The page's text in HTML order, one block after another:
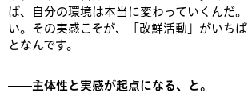
ば、自分の環境は本当に変わっていくんだ
い。その実感こそが、「改鮮活動」がいち
となんです。
——主体性と実感が起点になる、と。